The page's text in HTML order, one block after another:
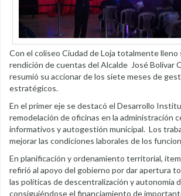
Con el coliseo Ciudad de Loja totalmente lleno
rendición de cuentas del Alcalde José Bolívar
resumió su accionar de los siete meses de
estratégicos.
En el primer eje se destacó el Desarrollo
remodelación de oficinas en la administración
informativos y autogestión municipal. Los
mejorar las condiciones laborales de los
En planificación y ordenamiento territorial,
refirió al apoyo del gobierno por dar apertura
las políticas de descentralización y autonomía
consiguiéndose el financiamiento de